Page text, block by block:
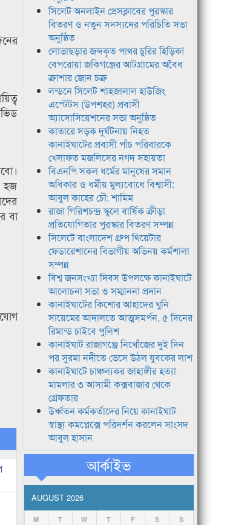
হজ
বা
সিলেট অনলাইন প্রেসক্লাবের পুরস্কার
বিতরণ ও নতুন সদস্যদের পরিচিতি সভা
অনুষ্ঠিত
লোভাছড়ার জব্দকৃত পাথর চুরির হিড়িক!
বেপরোয়া জকিগঞ্জের আটগ্রামের অবৈধ
ক্রাশার জোন চক্র
লন্ডনে সিলেট শাহজালাল হাউজিং
এস্টেটস (উপশহর) প্রবাসী
অ্যাসোসিয়েশনের সভা অনুষ্ঠিত
কাতারে সড়ক দুর্ঘটনায় নিহত
কানাইঘাটের প্রবাসী পাঁচ পরিবারকে
খেলাফত মজলিসের নগদ সহায়তা
বিএনপি সকল ধর্মের মানুষের সমান
অধিকার ও ধর্মীয় মুল্যবোধে বিশ্বাসী:
আবুল কাহের চৌ: শামিম
রাজা গিরিশচন্দ্র স্কুলে বার্ষিক ক্রীড়া
প্রতিযোগিতার পুরস্কার বিতরণ সম্পন্ন
সিলেটে বাংলাদেশ গ্রুপ থিয়েটার
ফেডারেশানের বিভাগীয় অভিনয় কর্মশালা
সম্পন্ন
বিশ্ব জনসংখ্যা দিবস উপলক্ষে কানাইঘাটে
আলোচনা সভা ও সম্মাননা প্রদান
কানাইঘাটের কিশোর আহাদের খুনি
সায়েমের আদালতে আত্মসমর্পন, ৫ দিনের
রিমান্ড চাইবে পুলিশ
কানাইঘাট রাজাগঞ্জে নিখোঁজের দুই দিন
পর সুরমা নদীতে ভেসে উঠল যুবকের লাশ
কানাইঘাটে চাঞ্চল্যকর জাহাঙ্গীর হত্যা
মামলার ৩ আসামী কক্সবাজার থেকে
গ্রেফতার
উর্ধ্বতন কর্মকর্তাদের নিয়ে কানাইঘাট
স্বাস্থ্য কমপ্লেক্সে পরিদর্শন করলেন সাংসদ
আবুল হাসান
আর্কাইভ
AUGUST 2026
M T W T F S S